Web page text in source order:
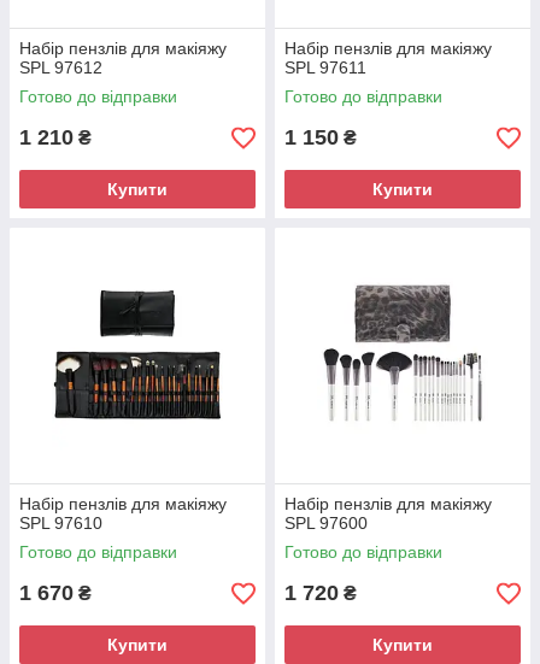
Набір пензлів для макіяжу
SPL 97612
Готово до відправки
1 210 ₴
Купити
Набір пензлів для макіяжу
SPL 97611
Готово до відправки
1 150 ₴
Купити
Набір пензлів для макіяжу
SPL 97610
Готово до відправки
1 670 ₴
Купити
Набір пензлів для макіяжу
SPL 97600
Готово до відправки
1 720 ₴
Купити